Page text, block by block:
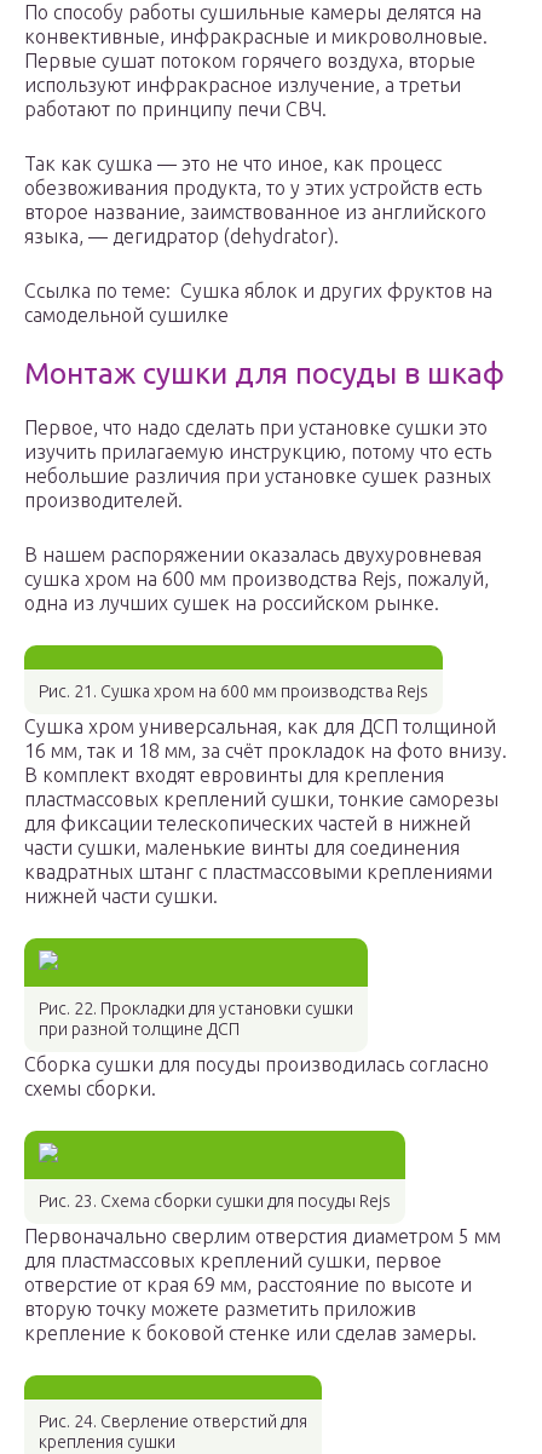
По способу работы сушильные камеры делятся на
конвективные, инфракрасные и микроволновые.
Первые сушат потоком горячего воздуха, вторые
используют инфракрасное излучение, а третьи
работают по принципу печи СВЧ.
Так как сушка — это не что иное, как процесс
обезвоживания продукта, то у этих устройств есть
второе название, заимствованное из английского
языка, — дегидратор (dehydrator).
Ссылка по теме: Сушка яблок и других фруктов на
самодельной сушилке
Монтаж сушки для посуды в шкаф
Первое, что надо сделать при установке сушки это
изучить прилагаемую инструкцию, потому что есть
небольшие различия при установке сушек разных
производителей.
В нашем распоряжении оказалась двухуровневая
сушка хром на 600 мм производства Rejs, пожалуй,
одна из лучших сушек на российском рынке.
Рис. 21. Cушка хром на 600 мм производства Rejs
Сушка хром универсальная, как для ДСП толщиной
16 мм, так и 18 мм, за счёт прокладок на фото внизу.
В комплект входят евровинты для крепления
пластмассовых креплений сушки, тонкие саморезы
для фиксации телескопических частей в нижней
части сушки, маленькие винты для соединения
квадратных штанг с пластмассовыми креплениями
нижней части сушки.
Рис. 22. Прокладки для установки сушки
при разной толщине ДСП
Сборка сушки для посуды производилась согласно
схемы сборки.
Рис. 23. Схема сборки сушки для посуды Rejs
Первоначально сверлим отверстия диаметром 5 мм
для пластмассовых креплений сушки, первое
отверстие от края 69 мм, расстояние по высоте и
вторую точку можете разметить приложив
крепление к боковой стенке или сделав замеры.
Рис. 24. Сверление отверстий для
крепления сушки